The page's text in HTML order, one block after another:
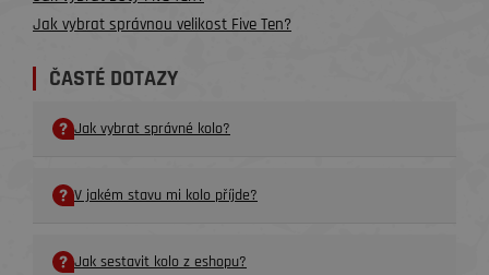
Jak vybrat správnou velikost Five Ten?
ČASTÉ DOTAZY
Jak vybrat správné kolo?
V jakém stavu mi kolo příjde?
Jak sestavit kolo z eshopu?